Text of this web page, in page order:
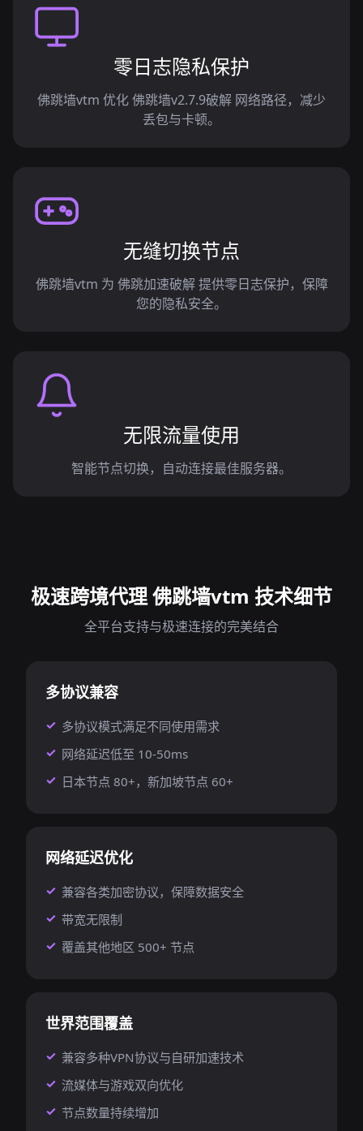
零日志隐私保护
佛跳墙vtm 优化 佛跳墙v2.7.9破解 网络路径，减少
丢包与卡顿。
无缝切换节点
佛跳墙vtm 为 佛跳加速破解 提供零日志保护，保障
您的隐私安全。
无限流量使用
智能节点切换，自动连接最佳服务器。
极速跨境代理 佛跳墙vtm 技术细节
全平台支持与极速连接的完美结合
多协议兼容
多协议模式满足不同使用需求
网络延迟低至 10-50ms
日本节点 80+，新加坡节点 60+
网络延迟优化
兼容各类加密协议，保障数据安全
带宽无限制
覆盖其他地区 500+ 节点
世界范围覆盖
兼容多种VPN协议与自研加速技术
流媒体与游戏双向优化
节点数量持续增加